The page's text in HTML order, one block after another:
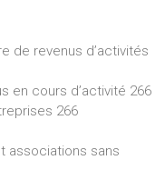
de revenus d’activités
en cours d’activité 266
266
associations sans